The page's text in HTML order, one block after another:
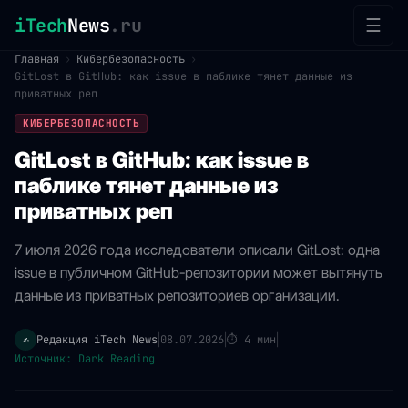
iTechNews.ru ☰
Главная › Кибербезопасность ›
GitLost в GitHub: как issue в паблике тянет данные из
приватных реп
КИБЕРБЕЗОПАСНОСТЬ
GitLost в GitHub: как issue в
паблике тянет данные из
приватных реп
7 июля 2026 года исследователи описали GitLost: одна
issue в публичном GitHub-репозитории может вытянуть
данные из приватных репозиториев организации.
✍️ Редакция iTech News 08.07.2026⏱ 4 мин
Источник: Dark Reading